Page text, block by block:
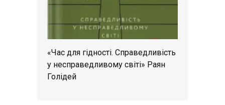
«Час для гідності. Справедливість
у несправедливому світі» Раян
Голідей